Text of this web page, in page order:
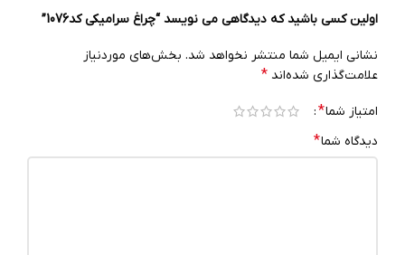
اولین کسی باشید که دیدگاهی می نویسد “چراغ سرامیکی کد1076”
نشانی ایمیل شما منتشر نخواهد شد. بخش‌های موردنیاز
علامت‌گذاری شده‌اند *
امتیاز شما*
دیدگاه شما*